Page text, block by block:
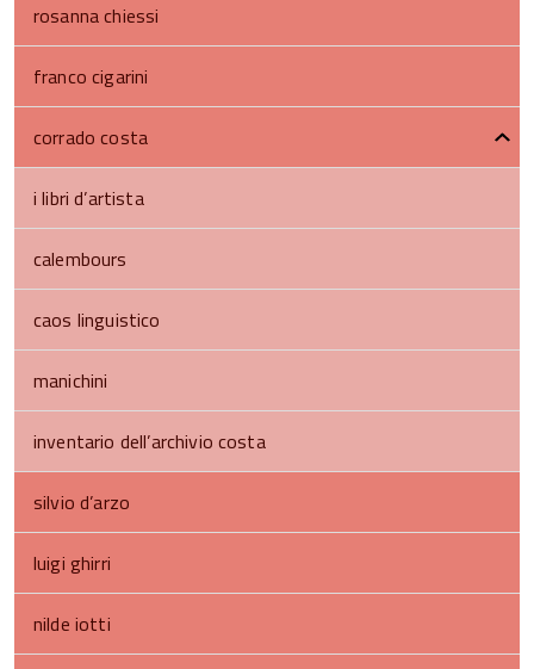
rosanna chiessi
franco cigarini
corrado costa
i libri d’artista
calembours
caos linguistico
manichini
inventario dell’archivio costa
silvio d’arzo
luigi ghirri
nilde iotti